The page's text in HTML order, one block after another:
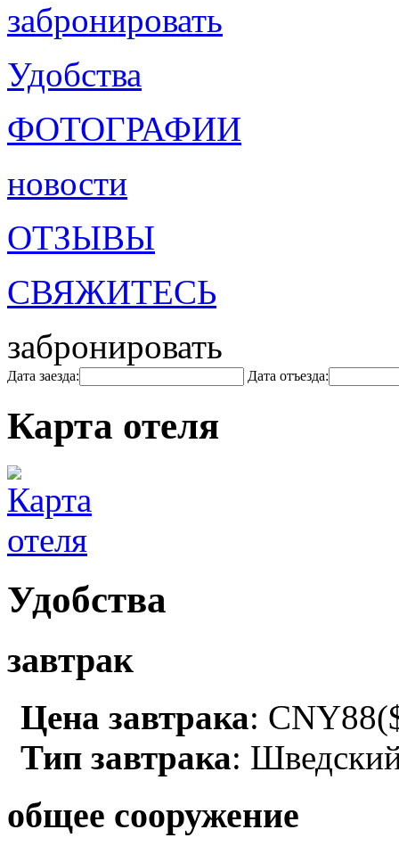
забронировать
Удобства
ФОТОГРАФИИ
новости
ОТЗЫВЫ
СВЯЖИТЕСЬ
забронировать
Дата заезда: Дата отъезда:
Карта отеля
Удобства
завтрак
Цена завтрака:
Тип завтрака:
общее сооружение